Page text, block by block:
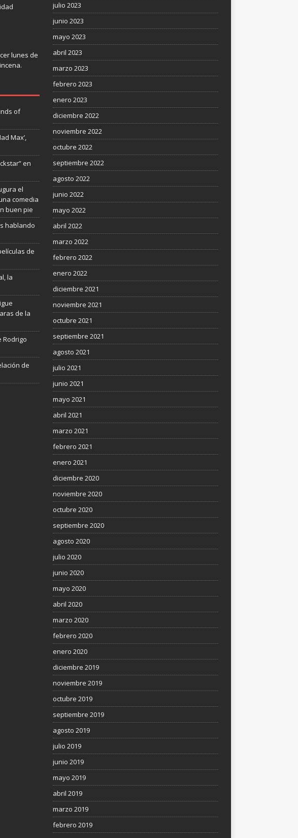
lunes de
of
Max’,
en
el
comedia
buen pie
hablando
de
la
de la
Rodrigo
de
julio 2023
junio 2023
mayo 2023
abril 2023
marzo 2023
febrero 2023
enero 2023
diciembre 2022
noviembre 2022
octubre 2022
septiembre 2022
agosto 2022
junio 2022
mayo 2022
abril 2022
marzo 2022
febrero 2022
enero 2022
diciembre 2021
noviembre 2021
octubre 2021
septiembre 2021
agosto 2021
julio 2021
junio 2021
mayo 2021
abril 2021
marzo 2021
febrero 2021
enero 2021
diciembre 2020
noviembre 2020
octubre 2020
septiembre 2020
agosto 2020
julio 2020
junio 2020
mayo 2020
abril 2020
marzo 2020
febrero 2020
enero 2020
diciembre 2019
noviembre 2019
octubre 2019
septiembre 2019
agosto 2019
julio 2019
junio 2019
mayo 2019
abril 2019
marzo 2019
febrero 2019